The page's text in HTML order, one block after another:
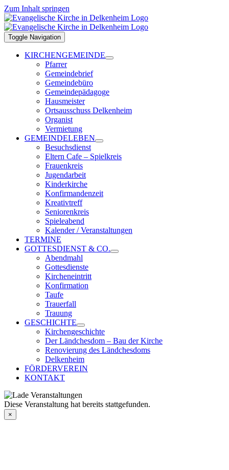
Zum Inhalt springen
Toggle Navigation
KIRCHENGEMEINDE
Pfarrer
Gemeindebrief
Gemeindebüro
Gemeindepädagoge
Hausmeister
Ortsausschuss Delkenheim
Organist
Vermietung
GEMEINDELEBEN
Besuchsdienst
Eltern Cafe – Spielkreis
Frauenkreis
Jugendarbeit
Kinderkirche
Konfirmandenzeit
Kreativtreff
Seniorenkreis
Spieleabend
Kalender / Veranstaltungen
TERMINE
GOTTESDIENST & CO.
Abendmahl
Gottesdienste
Kircheneintritt
Konfirmation
Taufe
Trauerfall
Trauung
GESCHICHTE
Kirchengeschichte
Der Ländchesdom – Bau der Kirche
Renovierung des Ländchesdoms
Delkenheim
FÖRDERVEREIN
KONTAKT
Diese Veranstaltung hat bereits stattgefunden.
×